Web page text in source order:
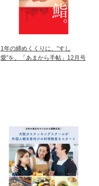
1年の締めくくりに、“すし
愛”を。「あまから手帖」12月号